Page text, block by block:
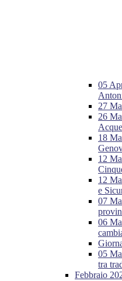
05
27
26
18
12
12
e
07
06
05
tra
Febbraio